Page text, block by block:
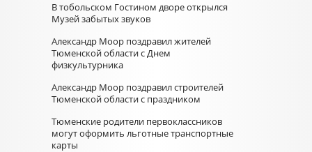
В тобольском Гостином дворе открылся
Музей забытых звуков
Александр Моор поздравил жителей
Тюменской области с Днем
физкультурника
Александр Моор поздравил строителей
Тюменской области с праздником
Тюменские родители первоклассников
могут оформить льготные транспортные
карты